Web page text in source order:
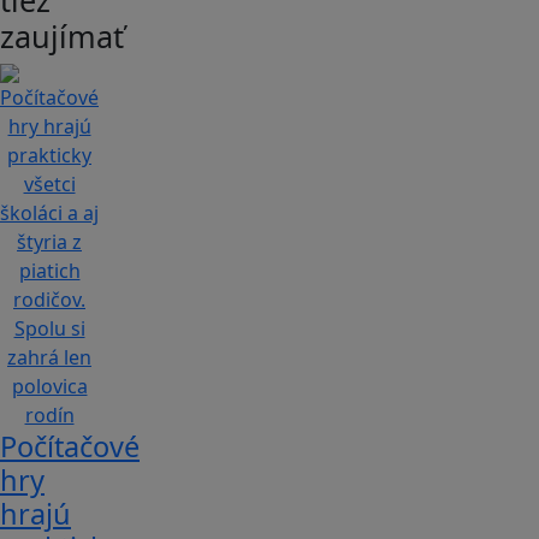
zaujímať
Počítačové
hry
hrajú